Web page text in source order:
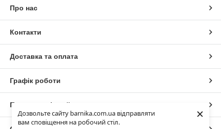
Дозвольте сайту barnika.com.ua відправляти
вам сповіщення на робочий стіл.
×
Про нас
Контакти
Доставка та оплата
Графік роботи
Повна версія сайту